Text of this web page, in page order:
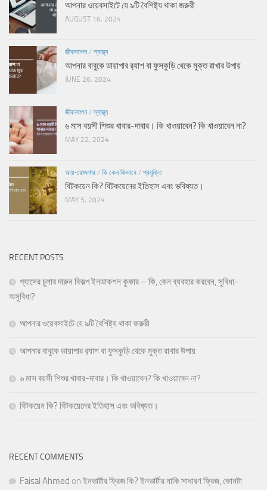
আপনার ওয়েবসাইটে যে ৯টি বৈশিষ্ট্য থাকা জরুরী
AUGUST 16, 2024
জীবনযাপন/স্বাস্থ্য
আপনার বাবুকে ডায়াপার র‍্যাশ বা ফুসকুড়ি থেকে মুক্ত রাখার উপায়
JUNE 26, 2024
জীবনযাপন/স্বাস্থ্য
৬ মাস বয়সী শিশুর খাবার-দাবার। কি খাওয়াবেন? কি খাওয়াবেন না?
MAY 22, 2024
আয়-রোজগার / কি কেন কিভাবে / প্রযুক্তি
বিটকয়েন কি? বিটকয়েনের ইতিহাস এবং ভবিষ্যত।
MAY 5, 2024
RECENT POSTS
গ্যাসের চুলার দারুন বিকল্প ইনডাকশন কুকার – কি, কেন ব্যবহার করবেন, সুবিধা-
অসুবিধা?
আপনার ওয়েবসাইটে যে ৯টি বৈশিষ্ট্য থাকা জরুরী
আপনার বাবুকে ডায়াপার র‍্যাশ বা ফুসকুড়ি থেকে মুক্ত রাখার উপায়
৬ মাস বয়সী শিশুর খাবার-দাবার। কি খাওয়াবেন? কি খাওয়াবেন না?
বিটকয়েন কি? বিটকয়েনের ইতিহাস এবং ভবিষ্যত।
RECENT COMMENTS
Faisal Ahmed on ইনভার্টার ফ্রিজ কি? ইনভার্টার নাকি সাধারণ ফ্রিজ, কোনটা